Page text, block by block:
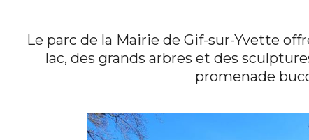
Le parc de la Mairie de Gif-sur-Yvette
lac, des grands arbres et des
promenade